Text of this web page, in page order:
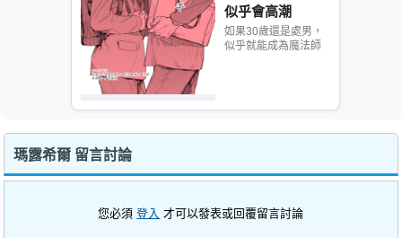
似乎會高潮
如果30歲還是處男，
似乎就能成為魔法師
瑪露希爾 留言討論
您必須登入 才可以發表或回覆留言討論